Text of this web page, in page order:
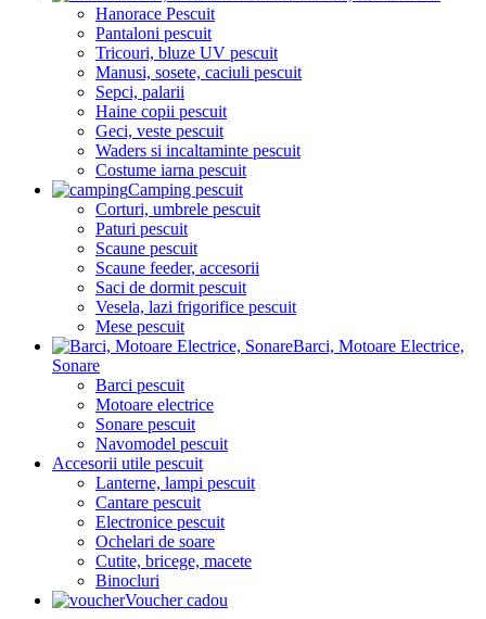
Hanorace Pescuit
Pantaloni pescuit
Tricouri, bluze UV pescuit
Manusi, sosete, caciuli pescuit
Sepci, palarii
Haine copii pescuit
Geci, veste pescuit
Waders si incaltaminte pescuit
Costume iarna pescuit
Camping pescuit
Corturi, umbrele pescuit
Paturi pescuit
Scaune pescuit
Scaune feeder, accesorii
Saci de dormit pescuit
Vesela, lazi frigorifice pescuit
Mese pescuit
Barci, Motoare Electrice,
Sonare
Barci pescuit
Motoare electrice
Sonare pescuit
Navomodel pescuit
Accesorii utile pescuit
Lanterne, lampi pescuit
Cantare pescuit
Electronice pescuit
Ochelari de soare
Cutite, bricege, macete
Binocluri
Voucher cadou